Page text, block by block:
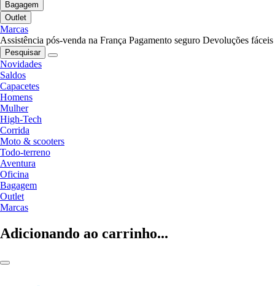
Bagagem
Outlet
Marcas
Assistência pós-venda na França Pagamento seguro Devoluções fáceis
Pesquisar
Novidades
Saldos
Capacetes
Homens
Mulher
High-Tech
Corrida
Moto & scooters
Todo-terreno
Aventura
Oficina
Bagagem
Outlet
Marcas
Adicionando ao carrinho...